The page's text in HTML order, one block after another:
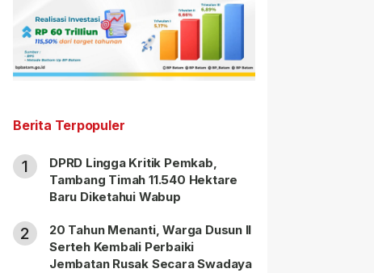
Berita Terpopuler
1
DPRD Lingga Kritik Pemkab,
Tambang Timah 11.540 Hektare
Baru Diketahui Wabup
2
20 Tahun Menanti, Warga Dusun II
Serteh Kembali Perbaiki
Jembatan Rusak Secara Swadaya